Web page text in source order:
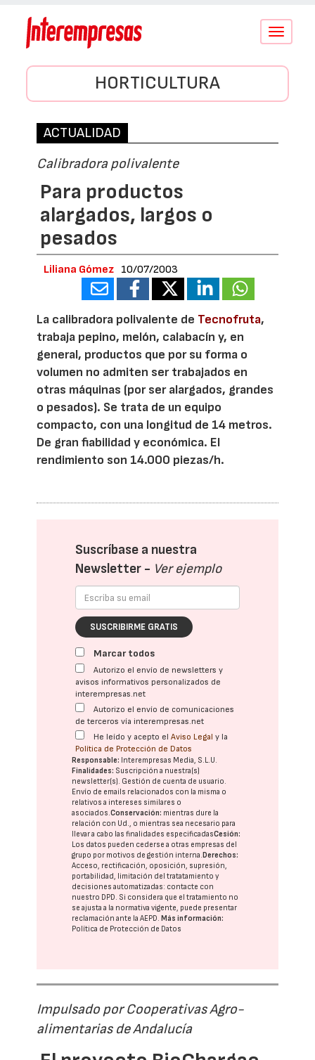
Conmutar
HORTICULTURA
ACTUALIDAD
Calibradora polivalente
Para productos
alargados, largos o
pesados
Liliana Gómez 10/07/2003
La calibradora polivalente de Tecnofruta,
trabaja pepino, melón, calabacín y, en
general, productos que por su forma o
volumen no admiten ser trabajados en
otras máquinas (por ser alargados, grandes
o pesados). Se trata de un equipo
compacto, con una longitud de 14 metros.
De gran fiabilidad y económica. El
rendimiento son 14.000 piezas/h.
Suscríbase a nuestra
Newsletter - Ver ejemplo
SUSCRIBIRME GRATIS
Marcar todos
Autorizo el envío de newsletters y
avisos informativos personalizados de
interempresas.net
Autorizo el envío de comunicaciones
de terceros vía interempresas.net
He leído y acepto elAviso Legal y la
Política de Protección de Datos
Responsable: Interempresas Media, S.L.U.
Finalidades: Suscripción a nuestra(s)
newsletter(s). Gestión de cuenta de usuario.
Envío de emails relacionados con la misma o
relativos a intereses similares o
asociados.Conservación: mientras dure la
relación con Ud., o mientras sea necesario para
llevar a cabo las finalidades especificadasCesión:
Los datos pueden cederse a otras empresas del
grupo por motivos de gestión interna. Derechos:
Acceso, rectificación, oposición, supresión,
portabilidad, limitación del tratatamiento y
decisiones automatizadas: contacte con
nuestro DPD. Si considera que el tratamiento no
se ajusta a la normativa vigente, puede presentar
reclamación ante laAEPD. Más información:
Política de Protección de Datos
Impulsado por Cooperativas Agro-
alimentarias de Andalucía